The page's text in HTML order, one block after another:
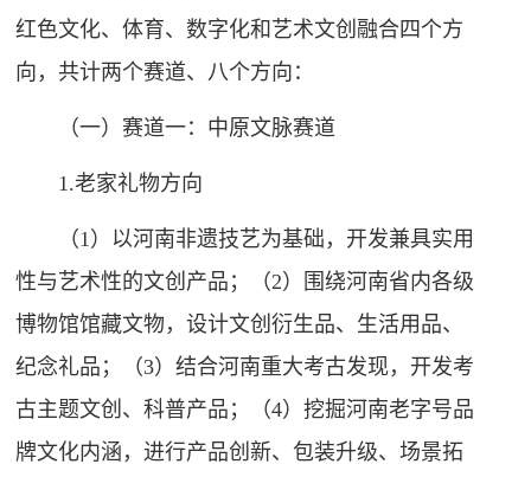
红色文化、体育、数字化和艺术文创融合四个方
向，共计两个赛道、八个方向：
（一）赛道一：中原文脉赛道
1.老家礼物方向
（1）以河南非遗技艺为基础，开发兼具实用
性与艺术性的文创产品；（2）围绕河南省内各级
博物馆馆藏文物，设计文创衍生品、生活用品、
纪念礼品；（3）结合河南重大考古发现，开发考
古主题文创、科普产品；（4）挖掘河南老字号品
牌文化内涵，进行产品创新、包装升级、场景拓